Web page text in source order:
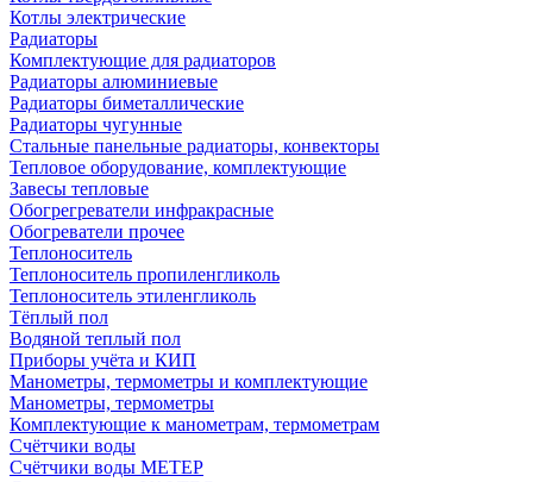
Котлы электрические
Радиаторы
Комплектующие для радиаторов
Радиаторы алюминиевые
Радиаторы биметаллические
Радиаторы чугунные
Стальные панельные радиаторы, конвекторы
Тепловое оборудование, комплектующие
Завесы тепловые
Обогрегреватели инфракрасные
Обогреватели прочее
Теплоноситель
Теплоноситель пропиленгликоль
Теплоноситель этиленгликоль
Тёплый пол
Водяной теплый пол
Приборы учёта и КИП
Манометры, термометры и комплектующие
Манометры, термометры
Комплектующие к манометрам, термометрам
Счётчики воды
Счётчики воды МЕТЕР